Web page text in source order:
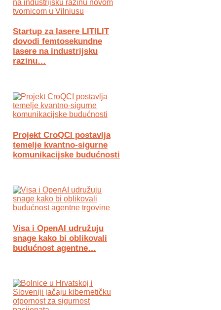
Startup za lasere LITILIT
dovodi femtosekundne
lasere na industrijsku
razinu…
Projekt CroQCI postavlja
temelje kvantno-sigurne
komunikacijske budućnosti
Visa i OpenAI udružuju
snage kako bi oblikovali
budućnost agentne…